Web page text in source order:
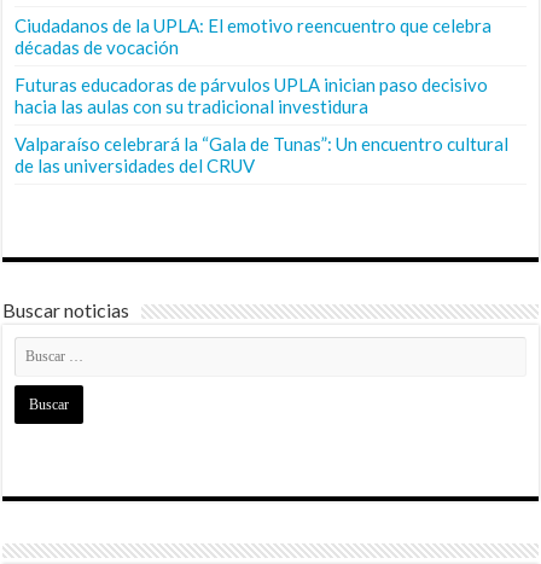
Ciudadanos de la UPLA: El emotivo reencuentro que celebra
décadas de vocación
Futuras educadoras de párvulos UPLA inician paso decisivo
hacia las aulas con su tradicional investidura
Valparaíso celebrará la “Gala de Tunas”: Un encuentro cultural
de las universidades del CRUV
Buscar noticias